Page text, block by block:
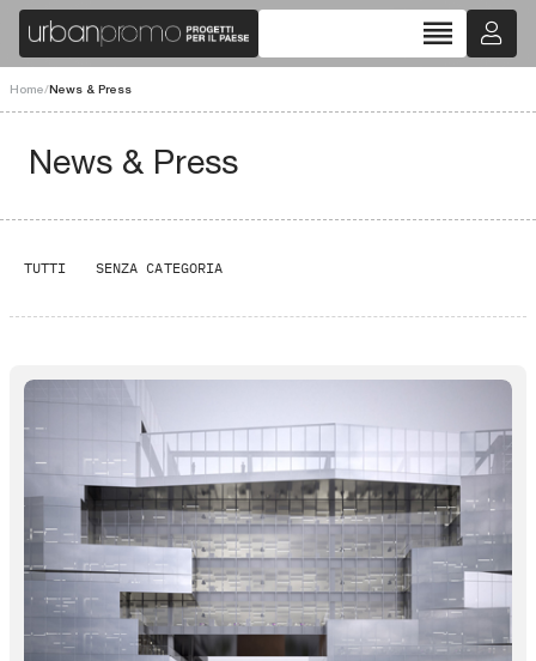
reorder
Home/News & Press
News & Press
TUTTI SENZA CATEGORIA